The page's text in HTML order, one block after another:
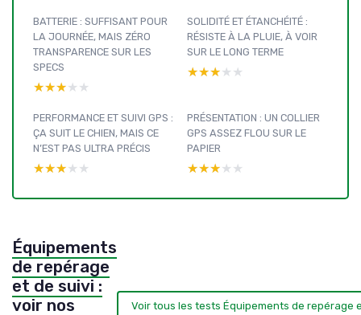
BATTERIE : SUFFISANT POUR
LA JOURNÉE, MAIS ZÉRO
TRANSPARENCE SUR LES
SPECS
★★★★★
★★★★★
SOLIDITÉ ET ÉTANCHÉITÉ :
RÉSISTE À LA PLUIE, À VOIR
SUR LE LONG TERME
★★★★★
★★★★★
PERFORMANCE ET SUIVI GPS :
ÇA SUIT LE CHIEN, MAIS CE
N’EST PAS ULTRA PRÉCIS
★★★★★
★★★★★
PRÉSENTATION : UN COLLIER
GPS ASSEZ FLOU SUR LE
PAPIER
★★★★★
★★★★★
Équipements
de repérage
et de suivi :
voir nos
Voir tous les tests Équipements de repérage